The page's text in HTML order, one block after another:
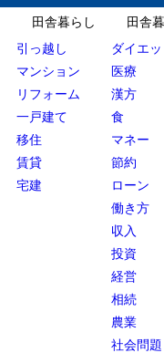
田舎暮らし
引っ越し
マンション
リフォーム
一戸建て
移住
賃貸
宅建
田舎
ダイエッ
医療
漢方
食
マネー
節約
ローン
働き方
収入
投資
経営
相続
農業
社会問題